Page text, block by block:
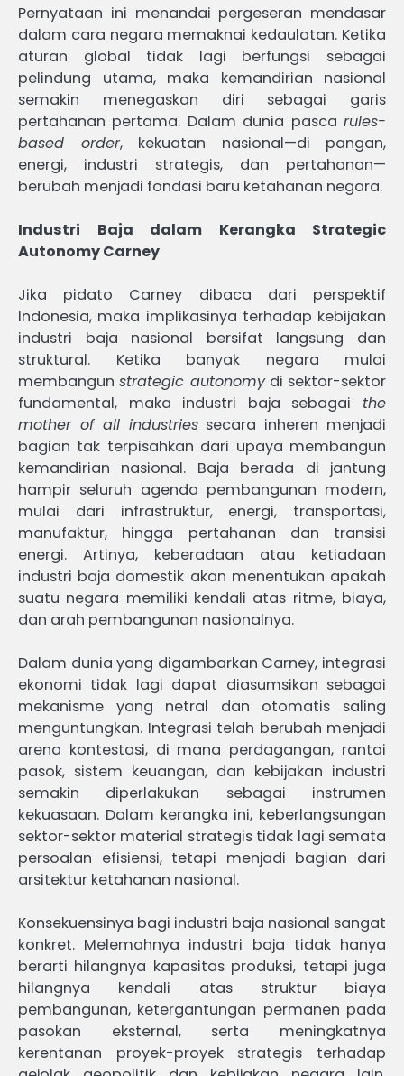
Pernyataan ini menandai pergeseran mendasar
dalam cara negara memaknai kedaulatan. Ketika
aturan global tidak lagi berfungsi sebagai
pelindung utama, maka kemandirian nasional
semakin menegaskan diri sebagai garis
pertahanan pertama. Dalam dunia pasca rules-
based order, kekuatan nasional—di pangan,
energi, industri strategis, dan pertahanan—
berubah menjadi fondasi baru ketahanan negara.
Industri Baja dalam Kerangka Strategic
Autonomy Carney
Jika pidato Carney dibaca dari perspektif
Indonesia, maka implikasinya terhadap kebijakan
industri baja nasional bersifat langsung dan
struktural. Ketika banyak negara mulai
membangunstrategic autonomydi sektor-sektor
fundamental, maka industri baja sebagai the
mother of all industriessecara inheren menjadi
bagian tak terpisahkan dari upaya membangun
kemandirian nasional. Baja berada di jantung
hampir seluruh agenda pembangunan modern,
mulai dari infrastruktur, energi, transportasi,
manufaktur, hingga pertahanan dan transisi
energi. Artinya, keberadaan atau ketiadaan
industri baja domestik akan menentukan apakah
suatu negara memiliki kendali atas ritme, biaya,
dan arah pembangunan nasionalnya.
Dalam dunia yang digambarkan Carney, integrasi
ekonomi tidak lagi dapat diasumsikan sebagai
mekanisme yang netral dan otomatis saling
menguntungkan. Integrasi telah berubah menjadi
arena kontestasi, di mana perdagangan, rantai
pasok, sistem keuangan, dan kebijakan industri
semakin diperlakukan sebagai instrumen
kekuasaan. Dalam kerangka ini, keberlangsungan
sektor-sektor material strategis tidak lagi semata
persoalan efisiensi, tetapi menjadi bagian dari
arsitektur ketahanan nasional.
Konsekuensinya bagi industri baja nasional sangat
konkret. Melemahnya industri baja tidak hanya
berarti hilangnya kapasitas produksi, tetapi juga
hilangnya kendali atas struktur biaya
pembangunan, ketergantungan permanen pada
pasokan eksternal, serta meningkatnya
kerentanan proyek-proyek strategis terhadap